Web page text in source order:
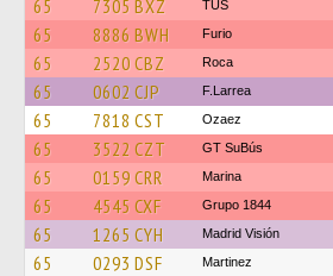
65 7305 BXZ TUS
65 8886 BWH Furio
65 2520 CBZ Roca
65 0602 CJP F.Larrea
65 7818 CST Ozaez
65 3522 CZT GT SuBús
65 0159 CRR Marina
65 4545 CXF Grupo 1844
65 1265 CYH Madrid Visión
65 0293 DSF Martinez